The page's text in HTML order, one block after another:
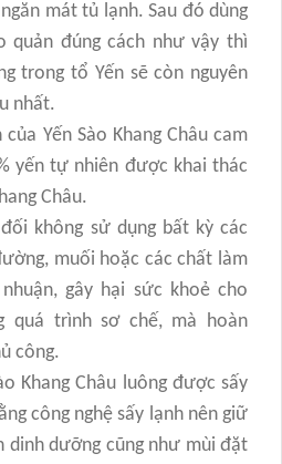
mát tủ lạnh. Sau đó dùng
quản đúng cách như vậy thì
trong tổ Yến sẽ còn nguyên
nhất.
Yến Sào Khang Châu cam
yến tự nhiên được khai thác
Châu.
không sử dụng bất kỳ các
muối hoặc các chất làm
gây hại sức khoẻ cho
quá trình sơ chế, mà hoàn
công.
Khang Châu luông được sấy
công nghệ sấy lạnh nên giữ
dinh dưỡng cũng như mùi đặt